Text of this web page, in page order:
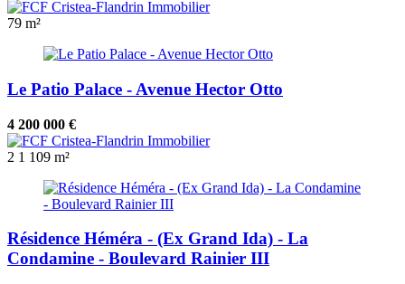
79 m²
Le Patio Palace - Avenue Hector Otto
4 200 000 €
2 1 109 m²
Résidence Héméra - (Ex Grand Ida) - La
Condamine - Boulevard Rainier III